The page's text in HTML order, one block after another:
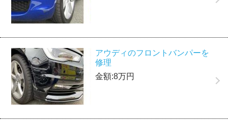
アウディのフロントバンパーを
修理
金額:8万円